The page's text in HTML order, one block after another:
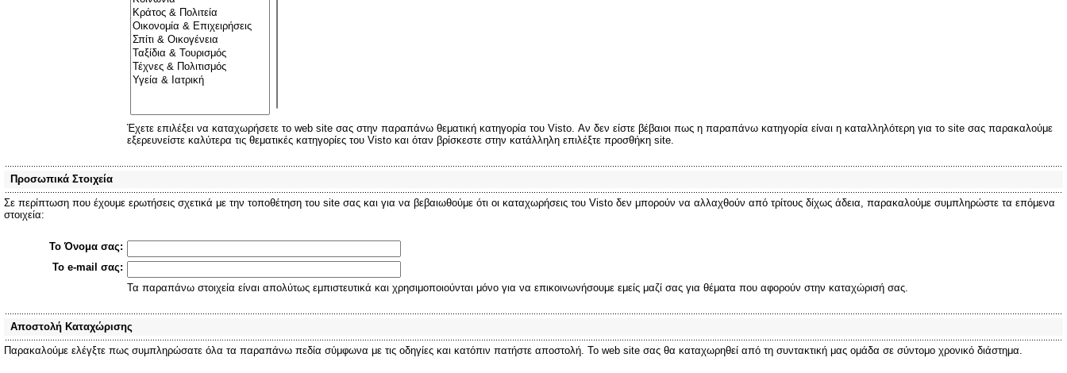
Έχετε επιλέξει να καταχωρήσετε το web site σας στην παραπάνω θεματική κατηγορία του Visto. Αν δεν είστε βέβαιοι πως η παραπάνω κατηγορία είναι η καταλληλότερη για το site σας παρακαλούμε
εξερευνείστε καλύτερα τις θεματικές κατηγορίες του Visto και όταν βρίσκεστε στην κατάλληλη επιλέξτε προσθήκη site.
Προσωπικά Στοιχεία
Σε περίπτωση που έχουμε ερωτήσεις σχετικά με την τοποθέτηση του site σας και για να βεβαιωθούμε ότι οι καταχωρήσεις του Visto δεν μπορούν να αλλαχθούν από τρίτους δίχως άδεια, παρακαλούμε συμπληρώστε τα επόμενα
στοιχεία:
Το Όνομα σας:
Το e-mail σας:
Τα παραπάνω στοιχεία είναι απολύτως εμπιστευτικά και χρησιμοποιούνται μόνο για να επικοινωνήσουμε εμείς μαζί σας για θέματα που αφορούν στην καταχώρισή σας.
Αποστολή Καταχώρισης
Παρακαλούμε ελέγξτε πως συμπληρώσατε όλα τα παραπάνω πεδία σύμφωνα με τις οδηγίες και κατόπιν πατήστε αποστολή. Το web site σας θα καταχωρηθεί από τη συντακτική μας ομάδα σε σύντομο χρονικό διάστημα.